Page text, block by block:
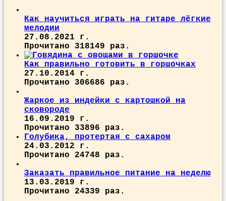
Как научиться играть на гитаре лёгкие
мелодии
27.08.2021 г.
Прочитано 318149 раз.
Как правильно готовить в горшочках
27.10.2014 г.
Прочитано 306686 раз.
Жаркое из индейки с картошкой на
сковороде
16.09.2019 г.
Прочитано 33896 раз.
Голубика, протертая с сахаром
24.03.2012 г.
Прочитано 24748 раз.
Заказать правильное питание на неделю
13.03.2019 г.
Прочитано 24339 раз.